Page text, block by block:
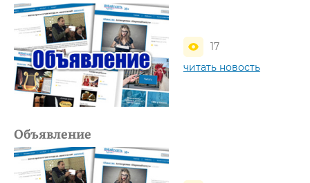
17
читать новость
Объявление